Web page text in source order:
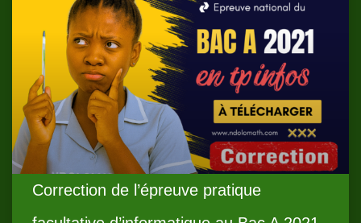
Correction de l’épreuve pratique